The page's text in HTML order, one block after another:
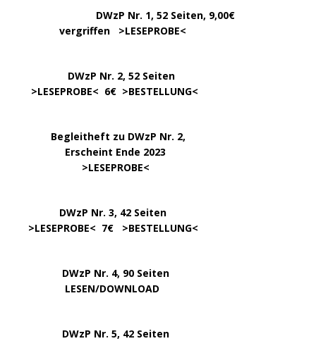
DWzP Nr. 1, 52 Seiten, 9,00€
vergriffen >LESEPROBE<
DWzP Nr. 2, 52 Seiten
>LESEPROBE< 6€ >BESTELLUNG<
Begleitheft zu DWzP Nr. 2,
Erscheint Ende 2023
>LESEPROBE<
DWzP Nr. 3, 42 Seiten
>LESEPROBE< 7€ >BESTELLUNG<
DWzP Nr. 4, 90 Seiten
LESEN/DOWNLOAD
DWzP Nr. 5, 42 Seiten